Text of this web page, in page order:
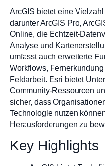
ArcGIS bietet eine
darunter ArcGIS Pro,
Online, die Echtzeit-
Analyse und
umfasst auch erweiterte
Workflows,
Feldarbeit. Esri bietet
Community-Ressourcen
sicher, dass
Technologie nutzen
Herausforderungen zu
Key Highlights